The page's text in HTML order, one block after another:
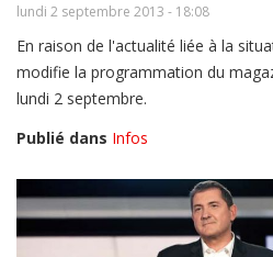
lundi 2 septembre 2013 - 18:08
En raison de l'actualité liée à la
modifie la programmation du
lundi 2 septembre.
Publié dans Infos